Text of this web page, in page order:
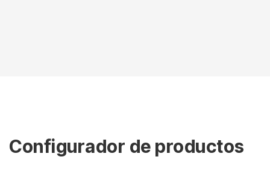
Configurador de productos